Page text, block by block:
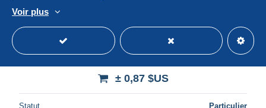
Uganda Country Map New Postcard * Carte Geographique
± 0,87 $US
Statut Particulier
Voir plus